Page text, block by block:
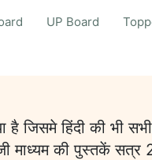
UP Board
जिसमे हिंदी की भी
माध्यम की पुस्तकें